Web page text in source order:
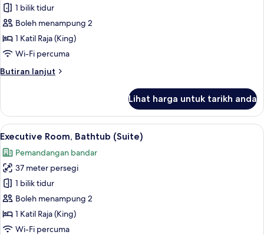
Senior
Room,
Bathtub
(Suite)
1 bilik tidur
Boleh menampung 2
1 Katil Raja (King)
Wi-Fi percuma
Butiran lanjut
Butiran
Room,
Bathtub
(Suite)
Lihat harga untuk tarikh anda
Lihat
semua
foto
untuk
Executive
Room,
Bathtub
(Suite)
7
Executive Room, Bathtub (Suite)
Pemandangan bandar
37 meter persegi
1 bilik tidur
Boleh menampung 2
1 Katil Raja (King)
Wi-Fi percuma